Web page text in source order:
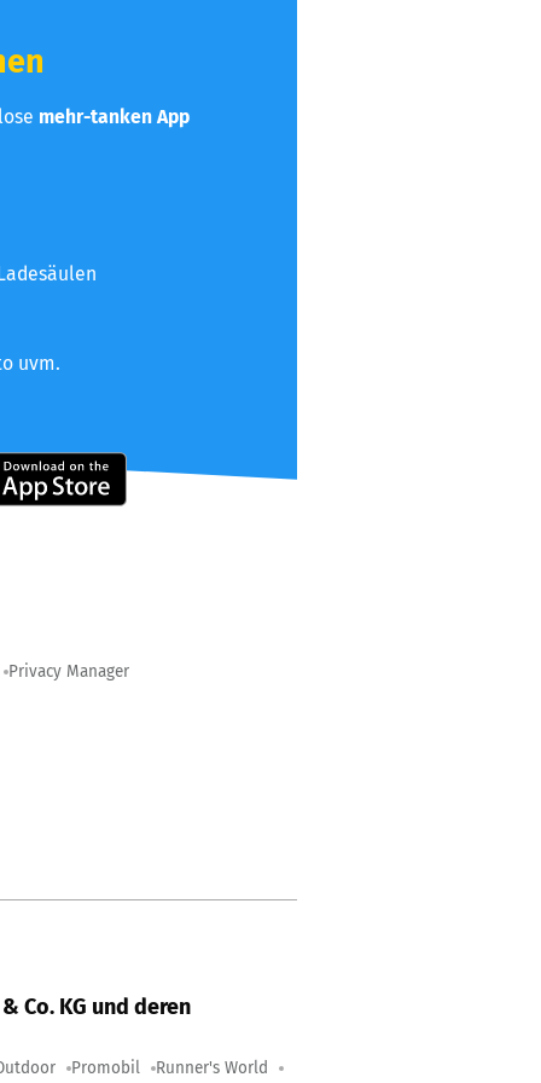
mehr-tanken App
uvm.
Privacy Manager
Co. KG und deren
Promobil Runner's World